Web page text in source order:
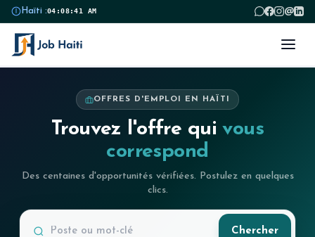
Haïti :04:08:42 AM @
OFFRES D'EMPLOI EN HAÏTI
Trouvez l'offre quivous
correspond
Des centaines d'opportunités vérifiées. Postulez en quelques
clics.
Chercher